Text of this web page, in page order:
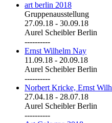
art berlin 2018
Gruppenausstellung
27.09.18 - 30.09.18
Aurel Scheibler Berlin
----------
Ernst Wilhelm Nay
11.09.18 - 20.09.18
Aurel Scheibler Berlin
----------
Norbert Kricke, Ernst
27.04.18 - 28.07.18
Aurel Scheibler Berlin
----------